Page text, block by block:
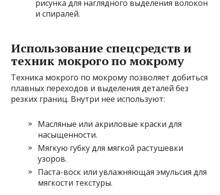
рисунка для наглядного выделения волокон
и спиралей.
Использование спецсредств и
техник мокрого по мокрому
Техника мокрого по мокрому позволяет добиться
плавных переходов и выделения деталей без
резких границ. Внутри нее используют:
Масляные или акриловые краски для
насыщенности.
Мягкую губку для мягкой растушевки
узоров.
Паста-воск или увлажняющая эмульсия для
мягкости текстуры.